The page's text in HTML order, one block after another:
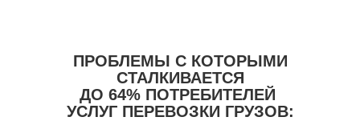
ПРОБЛЕМЫ С КОТОРЫМИ
СТАЛКИВАЕТСЯ
ДО 64% ПОТРЕБИТЕЛЕЙ
УСЛУГ ПЕРЕВОЗКИ ГРУЗОВ: